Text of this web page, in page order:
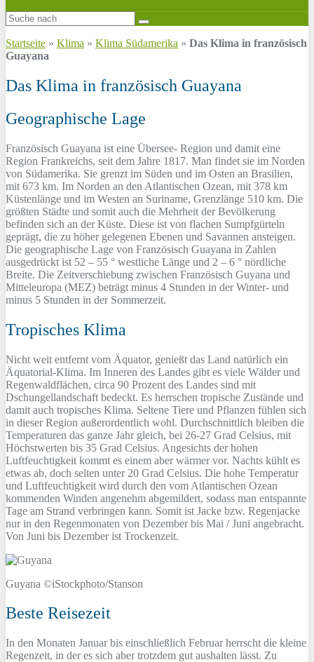
Startseite » Klima » Klima Südamerika » Das Klima in französisch
Guayana
Das Klima in französisch Guayana
Geographische Lage
Französisch Guayana ist eine Übersee- Region und damit eine
Region Frankreichs, seit dem Jahre 1817. Man findet sie im Norden
von Südamerika. Sie grenzt im Süden und im Osten an Brasilien,
mit 673 km. Im Norden an den Atlantischen Ozean, mit 378 km
Küstenlänge und im Westen an Suriname, Grenzlänge 510 km. Die
größten Städte und somit auch die Mehrheit der Bevölkerung
befinden sich an der Küste. Diese ist von flachen Sumpfgürteln
geprägt, die zu höher gelegenen Ebenen und Savannen ansteigen.
Die geographische Lage von Französisch Guayana in Zahlen
ausgedrückt ist 52 – 55 ° westliche Länge und 2 – 6 ° nördliche
Breite. Die Zeitverschiebung zwischen Französisch Guyana und
Mitteleuropa (MEZ) beträgt minus 4 Stunden in der Winter- und
minus 5 Stunden in der Sommerzeit.
Tropisches Klima
Nicht weit entfernt vom Äquator, genießt das Land natürlich ein
Äquatorial-Klima. Im Inneren des Landes gibt es viele Wälder und
Regenwaldflächen, circa 90 Prozent des Landes sind mit
Dschungellandschaft bedeckt. Es herrschen tropische Zustände und
damit auch tropisches Klima. Seltene Tiere und Pflanzen fühlen sich
in dieser Region außerordentlich wohl. Durchschnittlich bleiben die
Temperaturen das ganze Jahr gleich, bei 26-27 Grad Celsius, mit
Höchstwerten bis 35 Grad Celsius. Angesichts der hohen
Luftfeuchtigkeit kommt es einem aber wärmer vor. Nachts kühlt es
etwas ab, doch selten unter 20 Grad Celsius. Die hohe Temperatur
und Luftfeuchtigkeit wird durch den vom Atlantischen Ozean
kommenden Winden angenehm abgemildert, sodass man entspannte
Tage am Strand verbringen kann. Somit ist Jacke bzw. Regenjacke
nur in den Regenmonaten von Dezember bis Mai / Juni angebracht.
Von Juni bis Dezember ist Trockenzeit.
Guyana ©iStockphoto/Stanson
Beste Reisezeit
In den Monaten Januar bis einschließlich Februar herrscht die kleine
Regenzeit, in der es sich aber trotzdem gut aushalten lässt. Zu